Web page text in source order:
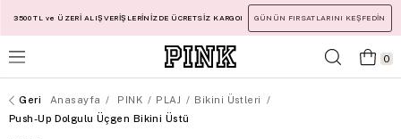
3500 TL ve ÜZERİ ALIŞVERİŞLERİNİZDE ÜCRETSİZ KARGO! GÜNÜN FIRSATLARINI KEŞFEDİN
0
Anasayfa PINK PLAJ
Bikini Üstleri
Push-Up Dolgulu Üçgen Bikini Üstü